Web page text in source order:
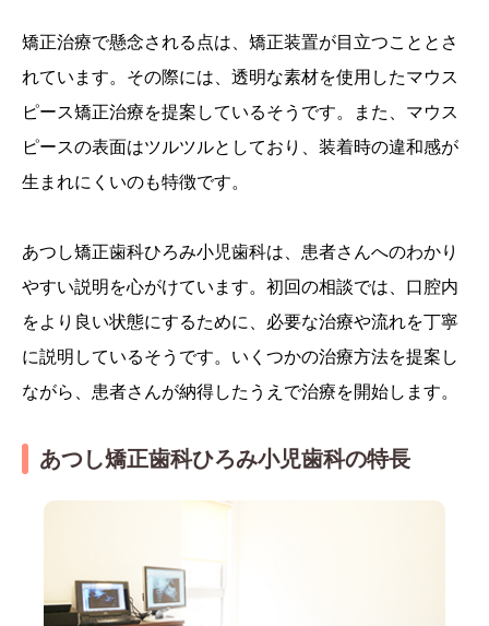
矯正治療で懸念される点は、矯正装置が目立つこととさ
れています。その際には、透明な素材を使用したマウス
ピース矯正治療を提案しているそうです。また、マウス
ピースの表面はツルツルとしており、装着時の違和感が
生まれにくいのも特徴です。
あつし矯正歯科ひろみ小児歯科は、患者さんへのわかり
やすい説明を心がけています。初回の相談では、口腔内
をより良い状態にするために、必要な治療や流れを丁寧
に説明しているそうです。いくつかの治療方法を提案し
ながら、患者さんが納得したうえで治療を開始します。
あつし矯正歯科ひろみ小児歯科の特長